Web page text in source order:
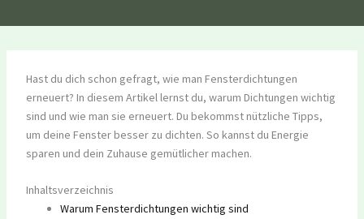
Hast du dich schon gefragt, wie man Fensterdichtungen
erneuert? In diesem Artikel lernst du, warum Dichtungen wichtig
sind und wie man sie erneuert. Du bekommst nützliche Tipps,
um deine Fenster besser zu dichten. So kannst du Energie
sparen und dein Zuhause gemütlicher machen.
Inhaltsverzeichnis
Warum Fensterdichtungen wichtig sind